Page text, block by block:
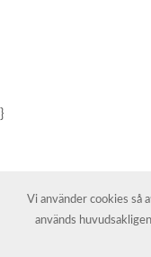
}
© NORDIC HOTEL
Vi använder cookies så
används